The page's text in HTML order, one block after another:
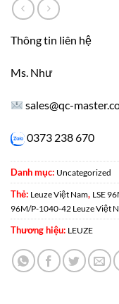
Thông tin liên hệ
Ms. Như
sales@qc-
0373 238 670
Danh mục: Uncategorized
Thẻ: Leuze Việt Nam, LSE
96M/P-1040-42 Leuze Việt
Thương hiệu: LEUZE